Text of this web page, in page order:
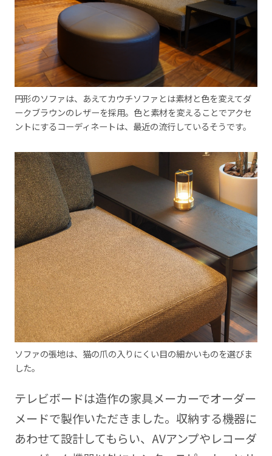
円形のソファは、あえてカウチソファとは素材と色を変えてダ
ークブラウンのレザーを採用。色と素材を変えることでアクセ
ントにするコーディネートは、最近の流行しているそうです。
ソファの張地は、猫の爪の入りにくい目の細かいものを選びま
した。
テレビボードは造作の家具メーカーでオーダー
メードで製作いただきました。収納する機器に
あわせて設計してもらい、AVアンプやレコーダ